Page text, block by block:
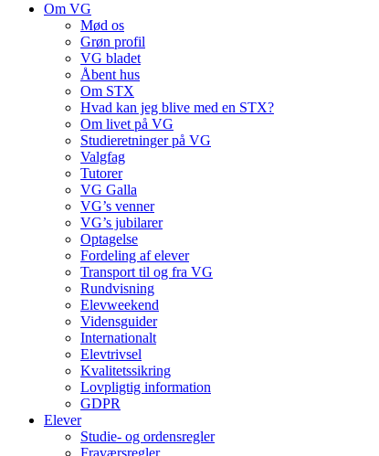
Om VG
Mød os
Grøn profil
VG bladet
Åbent hus
Om STX
Hvad kan jeg blive med en STX?
Om livet på VG
Studieretninger på VG
Valgfag
Tutorer
VG Galla
VG’s venner
VG’s jubilarer
Optagelse
Fordeling af elever
Transport til og fra VG
Rundvisning
Elevweekend
Vidensguider
Internationalt
Elevtrivsel
Kvalitetssikring
Lovpligtig information
GDPR
Elever
Studie- og ordens­regler
Fraværsregler